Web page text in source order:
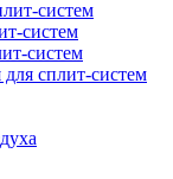
систем
систем
систем
сплит-систем